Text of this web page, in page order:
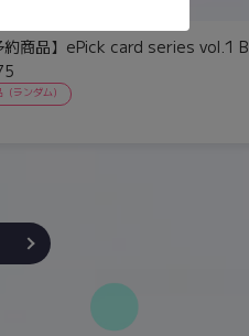
約商品】ePick card series vol.1 B
ランダム）